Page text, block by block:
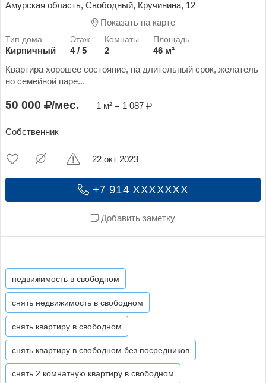
Амурская область, Свободный, Кручинина, 12
Показать на карте
Кирпичный 4 / 5 2
46 м²
Квартира хорошее состояние, на длительный срок, желатель
но семейной паре...
50 000 /мес. 1 м² = 1 087
Собственник
+7 914 XXXXXXX
Добавить заметку
22 окт 2023
недвижимость в свободном
снять недвижимость в свободном
снять квартиру в свободном
снять квартиру в свободном без посредников
снять 2 комнатную квартиру в свободном